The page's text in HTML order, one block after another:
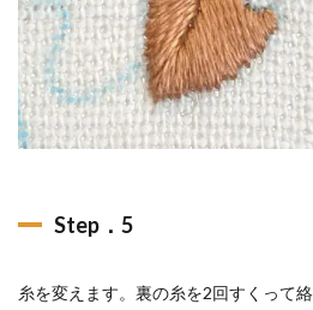
Step．5
糸を変えます。裏の糸を2回すくって